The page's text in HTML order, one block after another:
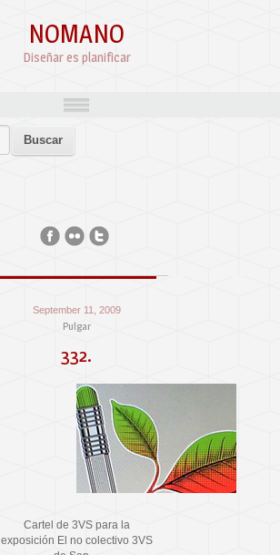
NOMANO
Diseñar es planificar
September 11, 2009
Pulgar
332.
Cartel de 3VS para la
exposición El no colectivo 3VS